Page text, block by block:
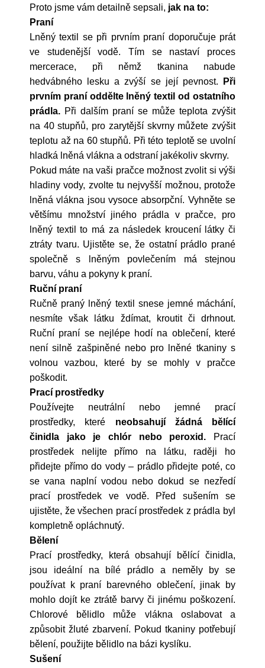
Proto jsme vám detailně sepsali, jak na to:
Praní
Lněný textil se při prvním praní doporučuje prát
ve studenější vodě. Tím se nastaví proces
mercerace, při němž tkanina nabude
hedvábného lesku a zvýší se její pevnost.
Při
prvním praní oddělte lněný textil od ostatního
prádla. Při dalším praní se může teplota zvýšit
na 40 stupňů, pro zarytější skvrny můžete zvýšit
teplotu až na 60 stupňů. Při této teplotě se uvolní
hladká lněná vlákna a odstraní jakékoliv skvrny.
Pokud máte na vaši pračce možnost zvolit si výši
hladiny vody, zvolte tu nejvyšší možnou, protože
lněná vlákna jsou vysoce absorpční. Vyhněte se
většímu množství jiného prádla v pračce, pro
lněný textil to má za následek kroucení látky či
ztráty tvaru. Ujistěte se, že ostatní prádlo prané
společně s lněným povlečením má stejnou
barvu, váhu a pokyny k praní.
Ruční praní
Ručně praný lněný textil snese jemné máchání,
nesmíte však látku ždímat, kroutit či drhnout.
Ruční praní se nejlépe hodí na oblečení, které
není silně zašpiněné nebo pro lněné tkaniny s
volnou vazbou, které by se mohly v pračce
poškodit.
Prací prostředky
Používejte neutrální nebo jemné prací
prostředky, které neobsahují žádná bělící
činidla jako je chlór nebo peroxid. Prací
prostředek nelijte přímo na látku, raději ho
přidejte přímo do vody – prádlo přidejte poté, co
se vana naplní vodou nebo dokud se nezředí
prací prostředek ve vodě. Před sušením se
ujistěte, že všechen prací prostředek z prádla byl
kompletně opláchnutý.
Bělení
Prací prostředky, která obsahují bělící činidla,
jsou ideální na bílé prádlo a neměly by se
používat k praní barevného oblečení, jinak by
mohlo dojít ke ztrátě barvy či jinému poškození.
Chlorové bělidlo může vlákna oslabovat a
způsobit žluté zbarvení. Pokud tkaniny potřebují
bělení, použijte bělidlo na bázi kyslíku.
Sušení